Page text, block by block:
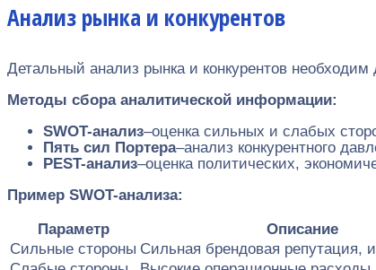
Анализ рынка и конкурентов
Детальный анализ рынка и конкурентов
Методы сбора аналитической информации:
SWOT-анализ–оценка сильных и слабых
Пять сил Портера–анализ конкурентного
PEST-анализ–оценка политических,
Пример SWOT-анализа:
Параметр
Описание
Сильные стороны Сильная брендовая репутация,